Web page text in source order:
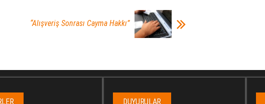
“Alışveriş Sonrası Cayma Hakkı”
DUYURULAR